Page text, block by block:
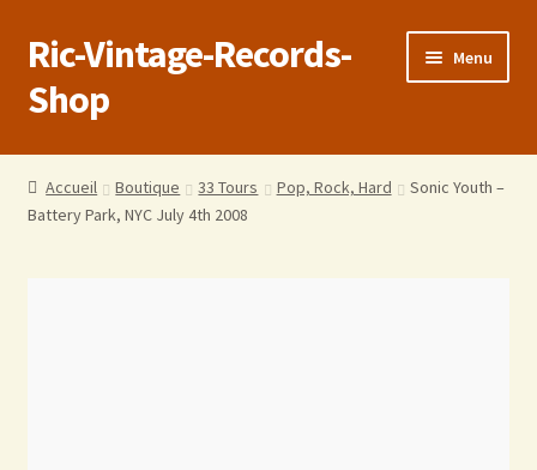
Ric-Vintage-Records-
Shop
Menu
Accueil
Boutique
Accueil Boutique 33 Tours Pop, Rock, Hard
Sonic Youth –
Battery Park, NYC July 4th 2008